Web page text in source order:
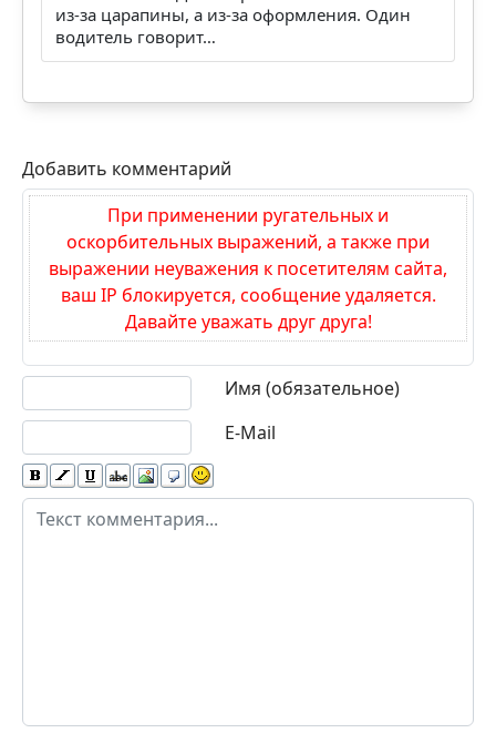
из-за царапины, а из-за оформления. Один
водитель говорит…
Добавить комментарий
При применении ругательных и
оскорбительных выражений, а также при
выражении неуважения к посетителям сайта,
ваш IP блокируется, сообщение удаляется.
Давайте уважать друг друга!
Имя (обязательное)
E-Mail
Текст комментария